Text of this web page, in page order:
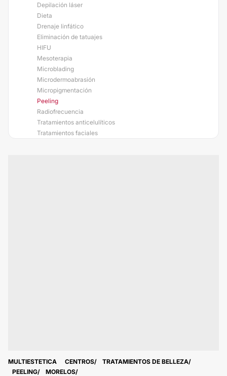
Depilación láser
Dieta
Drenaje linfático
Eliminación de tatuajes
HIFU
Mesoterapia
Microblading
Microdermoabrasión
Micropigmentación
Peeling
Radiofrecuencia
Tratamientos anticelulíticos
Tratamientos faciales
MULTIESTETICA CENTROS
TRATAMIENTOS DE BELLEZA
PEELING
MORELOS